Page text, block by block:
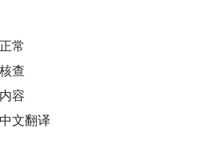
常
查
容
文翻译